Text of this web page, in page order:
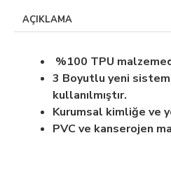
AÇIKLAMA
%100 TPU
3 Boyutlu yeni
kullanılmıştır.
Kurumsal kimliğe ve
PVC ve kanserojen